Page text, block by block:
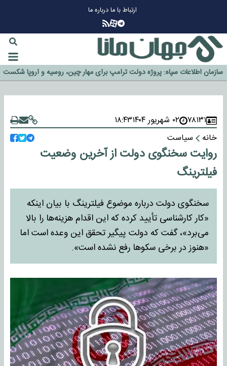
ارتباط با مادرباره ما
گزینه جدایی اوسمار روی میز مدیران پرسپولیس
آیا رئیس جمهور آمریکا قانون را دور می‌زند؟
اخراج رسمی چهره نامدار از پرسپولیس
سازمان اطلاعات سپاه: پروژه دولت ترامپ برای مهار چین، روسیه و اروپا شکست
خورد
۷۸۱۳۱ ۰۲ شهریور ۱۴۰۴
۱۸:۴۳
خانه
سیاست
روایت سخنگوی دولت از آخرین وضعیت
فیلترینگ
سخنگوی دولت درباره موضوع فیلترینگ با بیان اینکه
«کار کارشناسی تأیید کرده که این اقدام هزینه‌ها را بالا
می‌برد»، گفت که دولت پیگیر تحقق این وعده است اما
«هنوز در برخی سکوها رفع نشده است».